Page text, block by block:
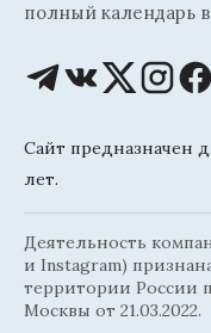
полный календарь
Сайт предназначен
лет.
Деятельность
и Instagram)
территории России
Москвы от 21.03.2022.